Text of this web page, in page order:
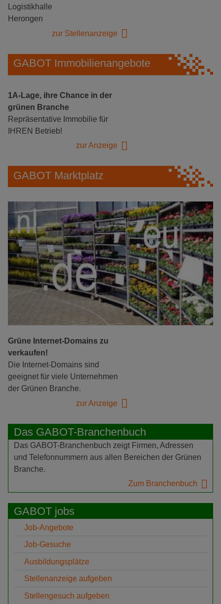
Logistikhalle
Herongen
zur Stellenanzeige
GABOT Immobilienangebote
1A-Lage, ihre Chance in der
grünen Branche
Repräsentative Immobilie für
IHREN Betrieb!
zur Anzeige
GABOT Marktplatz
Grüne Internet-Domains zu
verkaufen!
Die Internet-Domains sind
geeignet für viele Unternehmen
der Grünen Branche.
zur Anzeige
Das GABOT-Branchenbuch
Das GABOT-Branchenbuch zeigt Firmen, Adressen
und Telefonnummern aus allen Bereichen der Grünen
Branche.
Zum Branchenbuch
GABOT jobs
Job-Angebote
Job-Gesuche
Ausbildungsplätze
Stellenanzeige aufgeben
Stellengesuch aufgeben